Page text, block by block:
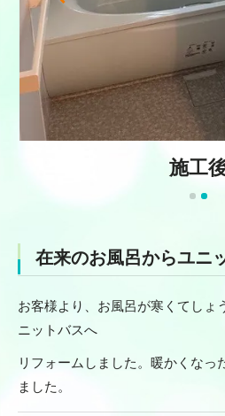
施工
在来のお風呂からユニ
お客様より、お風呂が寒くてしょ
ニットバスへ
リフォームしました。暖かくなっ
ました。